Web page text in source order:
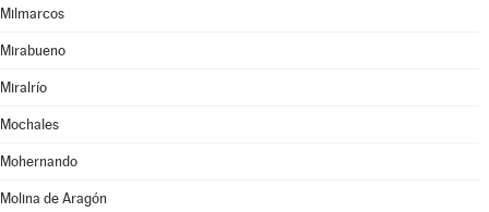
Milmarcos
Mirabueno
Miralrío
Mochales
Mohernando
Molina de Aragón